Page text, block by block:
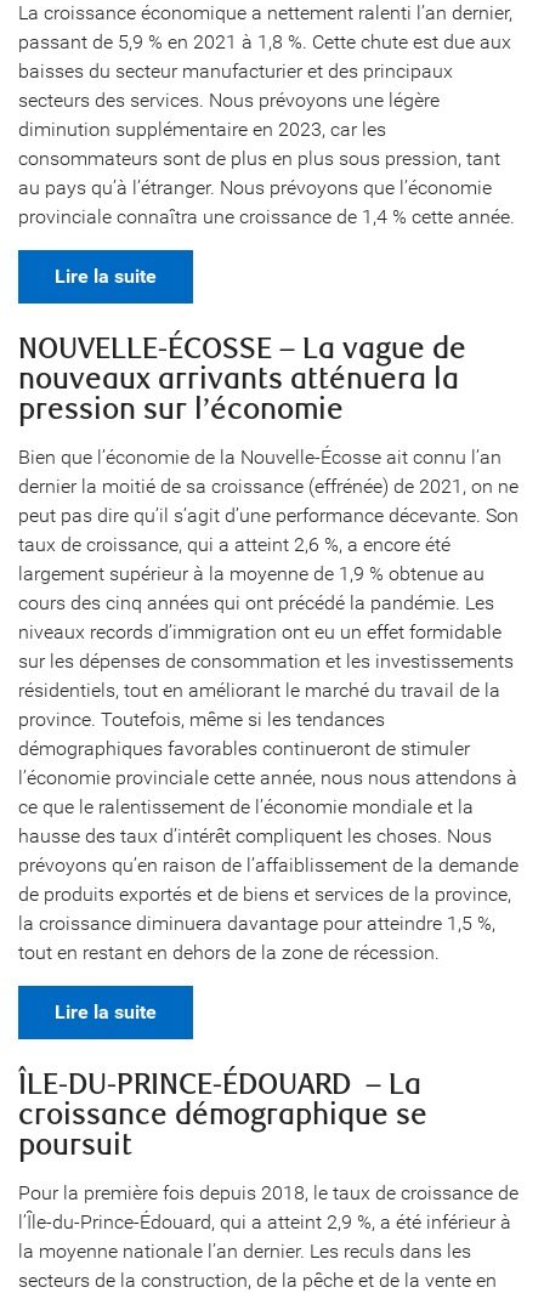
La croissance économique a nettement ralenti l’an dernier,
passant de 5,9 % en 2021 à 1,8 %. Cette chute est due aux
baisses du secteur manufacturier et des principaux
secteurs des services. Nous prévoyons une légère
diminution supplémentaire en 2023, car les
consommateurs sont de plus en plus sous pression, tant
au pays qu’à l’étranger. Nous prévoyons que l’économie
provinciale connaîtra une croissance de 1,4 % cette année.
Lire la suite
NOUVELLE-ÉCOSSE – La vague de
nouveaux arrivants atténuera la
pression sur l’économie
Bien que l’économie de la Nouvelle-Écosse ait connu l’an
dernier la moitié de sa croissance (effrénée) de 2021, on ne
peut pas dire qu’il s’agit d’une performance décevante. Son
taux de croissance, qui a atteint 2,6 %, a encore été
largement supérieur à la moyenne de 1,9 % obtenue au
cours des cinq années qui ont précédé la pandémie. Les
niveaux records d’immigration ont eu un effet formidable
sur les dépenses de consommation et les investissements
résidentiels, tout en améliorant le marché du travail de la
province. Toutefois, même si les tendances
démographiques favorables continueront de stimuler
l’économie provinciale cette année, nous nous attendons à
ce que le ralentissement de l’économie mondiale et la
hausse des taux d’intérêt compliquent les choses. Nous
prévoyons qu’en raison de l’affaiblissement de la demande
de produits exportés et de biens et services de la province,
la croissance diminuera davantage pour atteindre 1,5 %,
tout en restant en dehors de la zone de récession.
Lire la suite
ÎLE-DU-PRINCE-ÉDOUARD – La
croissance démographique se
poursuit
Pour la première fois depuis 2018, le taux de croissance de
l’Île-du-Prince-Édouard, qui a atteint 2,9 %, a été inférieur à
la moyenne nationale l’an dernier. Les reculs dans les
secteurs de la construction, de la pêche et de la vente en